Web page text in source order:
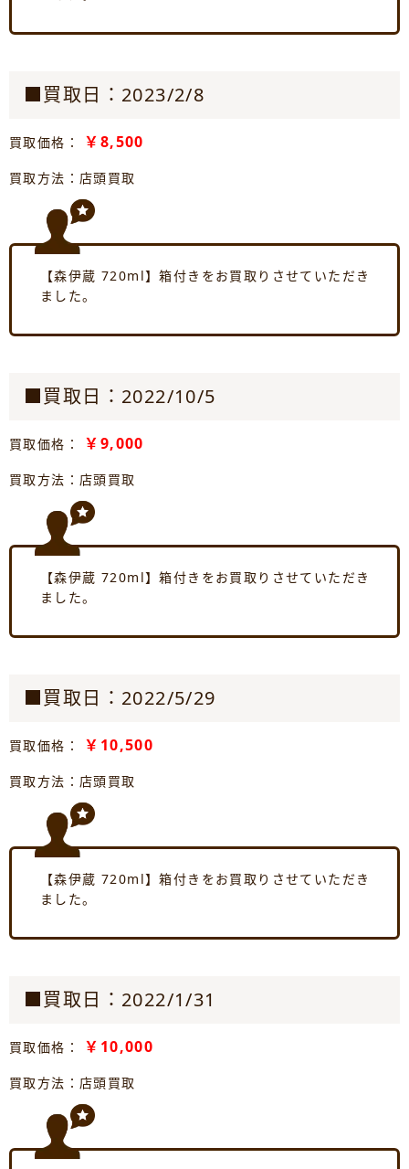
■買取日：2023/2/8
買取価格： ￥8,500
買取方法：店頭買取
【森伊蔵 720ml】箱付きをお買取りさせていただき
ました。
■買取日：2022/10/5
買取価格： ￥9,000
買取方法：店頭買取
【森伊蔵 720ml】箱付きをお買取りさせていただき
ました。
■買取日：2022/5/29
買取価格： ￥10,500
買取方法：店頭買取
【森伊蔵 720ml】箱付きをお買取りさせていただき
ました。
■買取日：2022/1/31
買取価格： ￥10,000
買取方法：店頭買取